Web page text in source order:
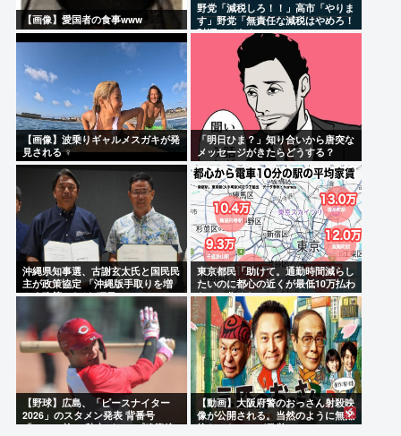
【画像】愛国者の食事www
野党「減税しろ！！」高市「やりま
す」野党「無責任な減税はやめろ！
財源はどうする 」
【画像】波乗りギャルメスガキが発
見される ‍♀
「明日ひま？」知り合いから唐突な
メッセージがきたらどうする？
沖縄県知事選、古謝玄太氏と国民民
主が政策協定 「沖縄版手取りを増
やす政策」など5項目
東京都民「助けて。通勤時間減らし
たいのに都心の近くが最低10万払わ
ないと住めないの」
【野球】広島、「ピースナイター
2026」のスタメン発表 背番号
「86」で統一 秋山がカープ移籍後
【動画】大阪府警のおっさん射殺映
像が公開される。当然のように無抵
抗だったことが発覚